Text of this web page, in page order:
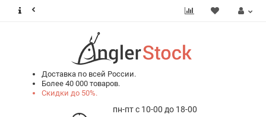
Доставка по всей России.
Более 40 000 товаров.
Скидки до 50%.
пн-пт с 10-00 до 18-00